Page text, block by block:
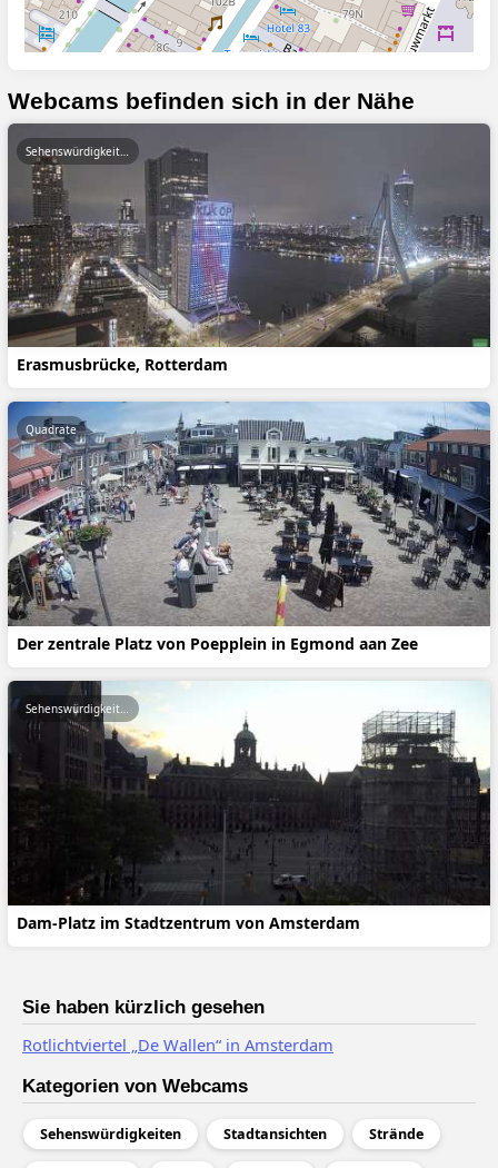
Webcams befinden sich in der Nähe
Erasmusbrücke, Rotterdam
Der zentrale Platz von Poepplein in Egmond aan Zee
Quadrate
Dam-Platz im Stadtzentrum von Amsterdam
Sehenswürdigkeiten
Sie haben kürzlich gesehen
Rotlichtviertel „De Wallen“ in Amsterdam
Kategorien von Webcams
Sehenswürdigkeiten Stadtansichten Strände